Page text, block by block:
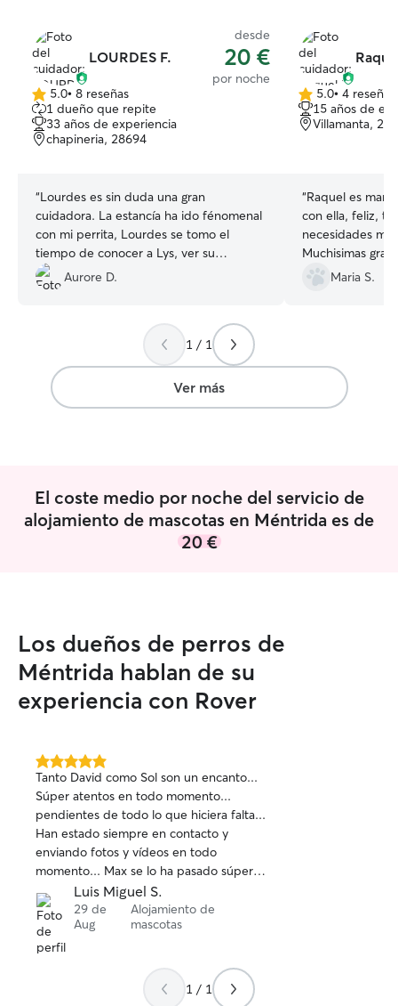
LOURDES F.
desde
20 €
por noche
5.0
de
5
estrellas
5.0• 8 reseñas
1 dueño que repite
33 años de experiencia
chapineria, 28694
“Lourdes es sin duda una gran
cuidadora. La estancía ha ido fénomenal
con mi perrita, Lourdes se tomo el
tiempo de conocer a Lys, ver su
comportamiento y carácter y le ha dado
los mejores cuidados, con mucho cariño
montón! Todos los comentarios son
ciertos, ayuda, cuida a los animales y los
quiere mucho, su casa es un lugar ideal
para ellos. Muchas gracias por tu gran
labor, eres una gran persona Lourdes.
Aurore D.
5.0
de
5
5.0• 4 reseñas
15 años de
Villamanta,
“Raquel es
con ella, feliz,
necesidades
Muchisimas
excelente
otra semanita!
Maria S.
1 / 1
Ver más
El coste medio por noche del servicio de
alojamiento de mascotas en Méntrida es de
20 €
Los dueños de perros de
Méntrida hablan de su
experiencia con Rover
5.0
de
5
estrellas
Tanto David como Sol son un encanto...
Súper atentos en todo momento...
pendientes de todo lo que hiciera falta...
Han estado siempre en contacto y
enviando fotos y vídeos en todo
momento... Max se lo ha pasado súper
bien... no ha echado en falta nada, ni de
menos a nadie... Volveremos a reservar
con David siempre que haga falta... Son
totalmente 100% recomendables
Luis Miguel S.
29 de
Aug
Alojamiento de
mascotas
1 / 1